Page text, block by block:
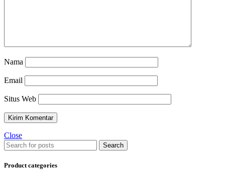
Nama
Email
Situs Web
Close
Search
Product categories